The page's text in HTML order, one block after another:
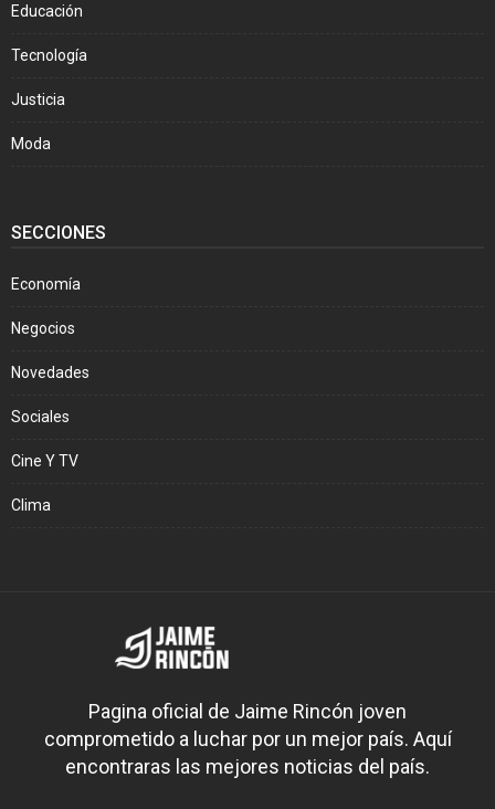
Educación
Tecnología
Justicia
Moda
SECCIONES
Economía
Negocios
Novedades
Sociales
Cine Y TV
Clima
Pagina oficial de Jaime Rincón joven
comprometido a luchar por un mejor país. Aquí
encontraras las mejores noticias del país.